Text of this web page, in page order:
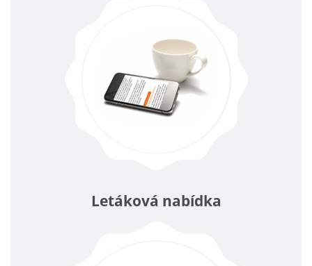
Letáková nabídka